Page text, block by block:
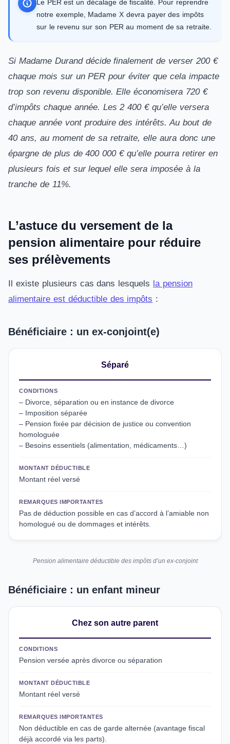
Le PER est un décalage de fiscalité. Pour reprendre
notre exemple, Madame X devra payer des impôts
sur le revenu sur son PER au moment de sa retraite.
Si Madame Durand décide finalement de verser 200 €
chaque mois sur un PER pour éviter que cela impacte
trop son revenu disponible. Elle économisera 720 €
d’impôts chaque année. Les 2 400 € qu’elle versera
chaque année vont produire des intérêts. Au bout de
40 ans, au moment de sa retraite, elle aura donc une
épargne de plus de 400 000 € qu’elle pourra retirer en
plusieurs fois et sur lequel elle sera imposée à la
tranche de 11%.
L’astuce du versement de la
pension alimentaire pour réduire
ses prélèvements
Il existe plusieurs cas dans lesquels la pension
alimentaire est déductible des impôts :
Bénéficiaire : un ex-conjoint(e)
Séparé
CONDITIONS
– Divorce, séparation ou en instance de divorce
– Imposition séparée
– Pension fixée par décision de justice ou convention
homologuée
– Besoins essentiels (alimentation, médicaments…)
MONTANT DÉDUCTIBLE
Montant réel versé
REMARQUES IMPORTANTES
Pas de déduction possible en cas d’accord à l’amiable non
homologué ou de dommages et intérêts.
Pension alimentaire déductible des impôts d’un ex-conjoint
Bénéficiaire : un enfant mineur
Chez son autre parent
CONDITIONS
Pension versée après divorce ou séparation
MONTANT DÉDUCTIBLE
Montant réel versé
REMARQUES IMPORTANTES
Non déductible en cas de garde alternée (avantage fiscal
déjà accordé via les parts).